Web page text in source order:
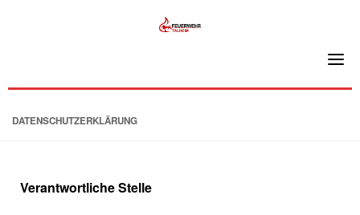
DATENSCHUTZERKLÄRUNG
Verantwortliche Stelle